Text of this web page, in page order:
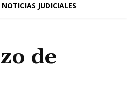
NOTICIAS JUDICIALES
de